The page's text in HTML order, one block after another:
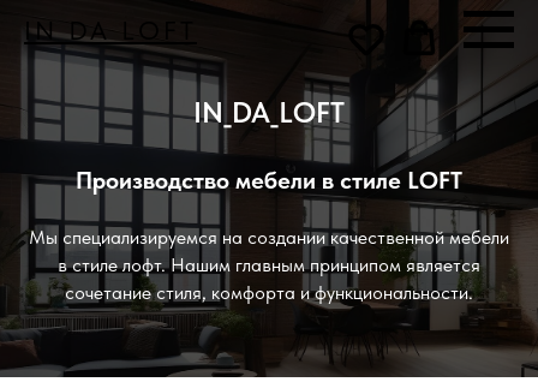
IN_DA_LOFT
IN_DA_LOFT
Производство мебели в стиле LOFT
Мы специализируемся на создании качественной мебели
в стиле лофт. Нашим главным принципом является
сочетание стиля, комфорта и функциональности.